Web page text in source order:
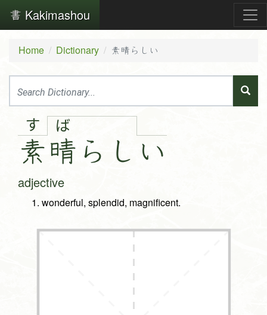
Kakimashou
Home Dictionary 素晴らしい
す
素
ば
晴 ら し い
adjective
wonderful, splendid, magnificent.